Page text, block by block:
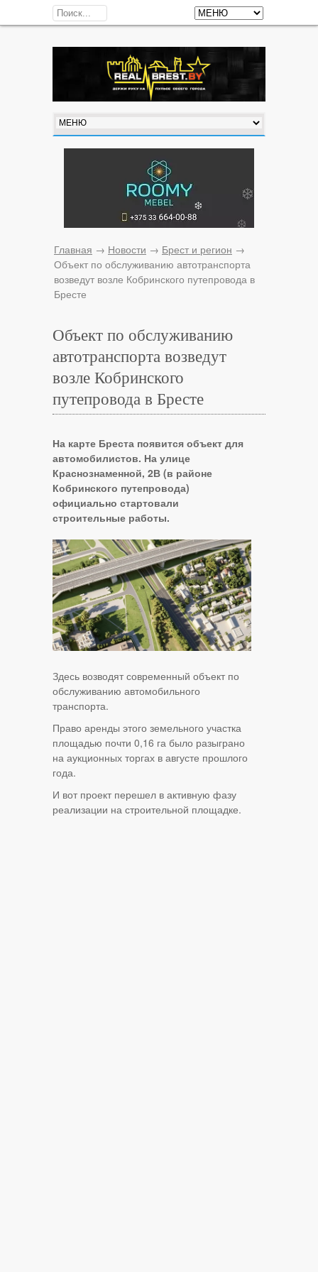
Главная → Новости → Брест и регион →
Объект по обслуживанию автотранспорта
возведут возле Кобринского путепровода в
Бресте
Объект по обслуживанию
автотранспорта возведут
возле Кобринского
путепровода в Бресте
На карте Бреста появится объект для
автомобилистов. На улице
Краснознаменной, 2В (в районе
Кобринского путепровода)
официально стартовали
строительные работы.
Здесь возводят современный объект по
обслуживанию автомобильного
транспорта.
Право аренды этого земельного участка
площадью почти 0,16 га было разыграно
на аукционных торгах в августе прошлого
года.
И вот проект перешел в активную фазу
реализации на строительной площадке.